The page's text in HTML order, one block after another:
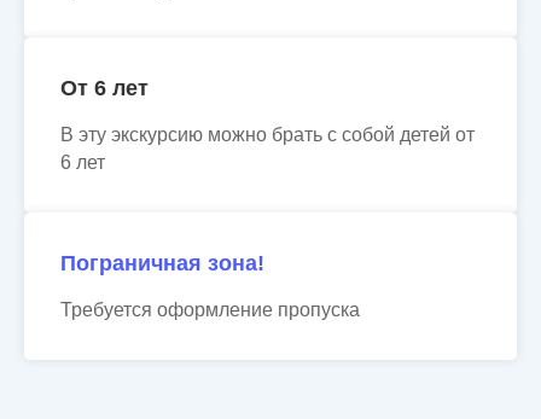
От 6 лет
В эту экскурсию можно брать с собой детей от
6 лет
Пограничная зона!
Требуется оформление пропуска